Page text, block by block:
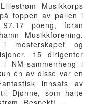
Musikkorps
toppen av pallen i
poeng, foran
Musikkforening.
mesterskapet og
15 dirigenter
NM-sammenheng i
én av disse var en
innsats av
Djønne, som halte